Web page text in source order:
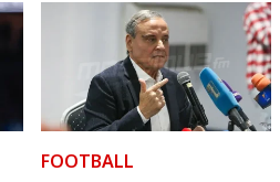
FOOTBALL